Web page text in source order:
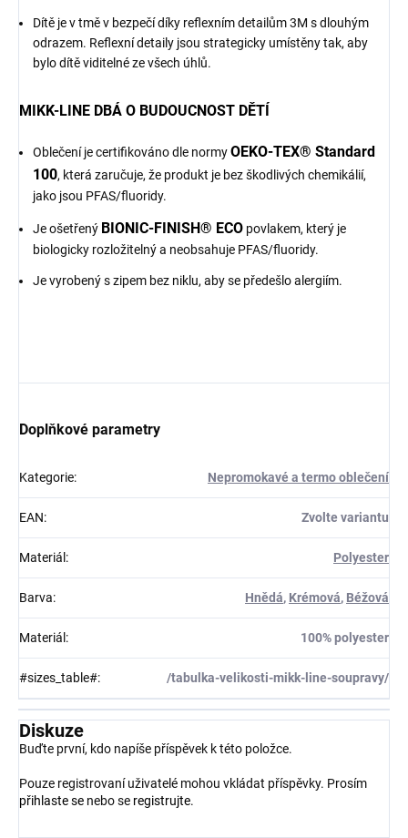
Dítě je v tmě v bezpečí díky reflexním detailům 3M s dlouhým
odrazem. Reflexní detaily jsou strategicky umístěny tak, aby
bylo dítě viditelné ze všech úhlů.
MIKK-LINE DBÁ O BUDOUCNOST DĚTÍ
Oblečení je certifikováno dle normyOEKO-TEX® Standard
100, která zaručuje, že produkt je bez škodlivých chemikálií,
jako jsou PFAS/fluoridy.
Je ošetřený BIONIC-FINISH® ECO povlakem, který je
biologicky rozložitelný a neobsahuje PFAS/fluoridy.
Je vyrobený s zipem bez niklu, aby se předešlo alergiím.
Doplňkové parametry
Kategorie: Nepromokavé a termo oblečení
EAN: Zvolte variantu
Materiál : Polyester
Barva: Hnědá, Krémová, Béžová
Materiál : 100% polyester
#sizes_table#: /tabulka-velikosti-mikk-line-soupravy/
Diskuze
Buďte první, kdo napíše příspěvek k této položce.
Pouze registrovaní uživatelé mohou vkládat příspěvky. Prosím
přihlaste se nebo se registrujte.